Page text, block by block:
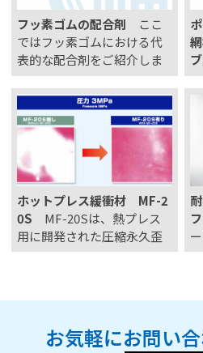
フッ素ゴムの配合剤 ここ
ではフッ素ゴムにおける代
表的な配合剤をご紹介しま
す。 代表的な配合剤の紹介
カーボン 各種あるカーボン
の中でも粒子径が201～500
nmと大きいMT(Medium T
hermal)カーボンが広く使用
されています。この…
ブ
ホットプレス緩衝材 MF-2
0S MF-20Sは、熱プレス
用に開発された圧縮永久歪
みの優れた耐熱性のスポン
のムラを改善し不良率改
善、 製品歩留まりの向上が
お気軽にお問い